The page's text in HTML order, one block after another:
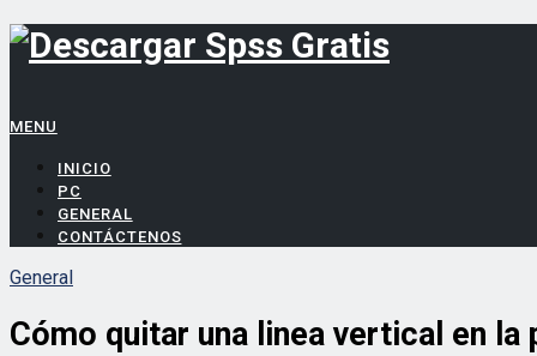
MENU
INICIO
PC
GENERAL
CONTÁCTENOS
General
Cómo quitar una linea vertical en la